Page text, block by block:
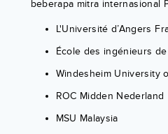
beberapa mitra internasional
L'Université d’Angers
École des ingénieurs
Windesheim University
ROC Midden Nederland
MSU Malaysia